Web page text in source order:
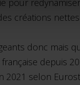
pour
créations
donc mais
depuis
2021 selon